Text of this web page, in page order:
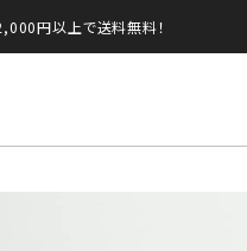
円以上で送料無料！